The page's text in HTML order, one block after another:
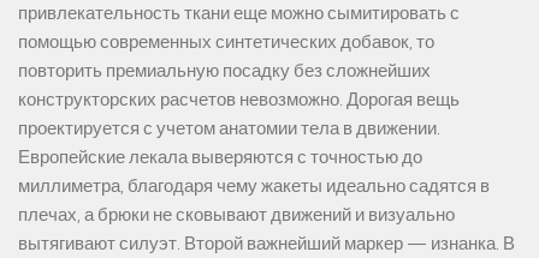
привлекательность ткани еще можно сымитировать с
помощью современных синтетических добавок, то
повторить премиальную посадку без сложнейших
конструкторских расчетов невозможно. Дорогая вещь
проектируется с учетом анатомии тела в движении.
Европейские лекала выверяются с точностью до
миллиметра, благодаря чему жакеты идеально садятся в
плечах, а брюки не сковывают движений и визуально
вытягивают силуэт. Второй важнейший маркер — изнанка. В